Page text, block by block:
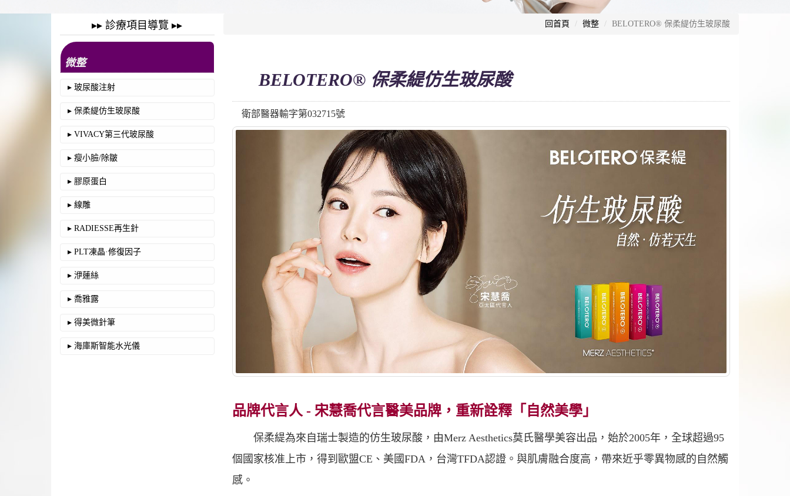
▸▸ 診療項目導覽 ▸▸
微整
▸ 玻尿酸注射
▸ 保柔緹仿生玻尿酸
▸ VIVACY第三代玻尿酸
▸ 瘦小臉/除皺
▸ 膠原蛋白
▸ 線雕
▸ RADIESSE再生針
▸ PLT凍晶·修復因子
▸ 洢蓮絲
▸ 喬雅露
▸ 得美微針筆
▸ 海庫斯智能水光儀
回首頁 微整 BELOTERO® 保柔緹仿生玻尿酸
BELOTERO® 保柔緹仿生玻尿酸
衛部醫器輸字第032715號
品牌代言人 - 宋慧喬代言醫美品牌，重新詮釋「自然美學」
保柔緹為來自瑞士製造的仿生玻尿酸，由Merz Aesthetics莫氏醫學美容出品，始於2005年，全球超過95
個國家核准上市，得到歐盟CE、美國FDA，台灣TFDA認證。與肌膚融合度高，帶來近乎零異物感的自然觸
感。